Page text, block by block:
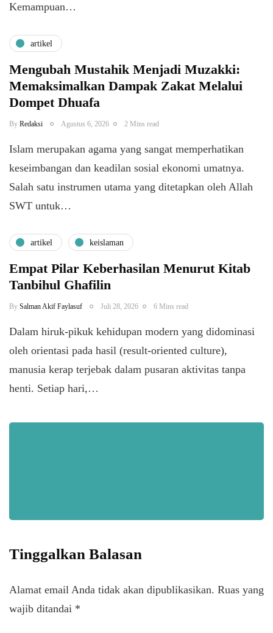
Kemampuan…
artikel
Mengubah Mustahik Menjadi Muzakki:
Memaksimalkan Dampak Zakat Melalui
Dompet Dhuafa
By Redaksi Agustus 6, 2026 2 Mins read
Islam merupakan agama yang sangat memperhatikan
keseimbangan dan keadilan sosial ekonomi umatnya.
Salah satu instrumen utama yang ditetapkan oleh Allah
SWT untuk…
artikel keislaman
Empat Pilar Keberhasilan Menurut Kitab
Tanbihul Ghafilin
By Salman Akif Faylasuf Juli 28, 2026 6 Mins read
Dalam hiruk-pikuk kehidupan modern yang didominasi
oleh orientasi pada hasil (result-oriented culture),
manusia kerap terjebak dalam pusaran aktivitas tanpa
henti. Setiap hari,…
Tinggalkan Balasan
Alamat email Anda tidak akan dipublikasikan. Ruas yang
wajib ditandai *